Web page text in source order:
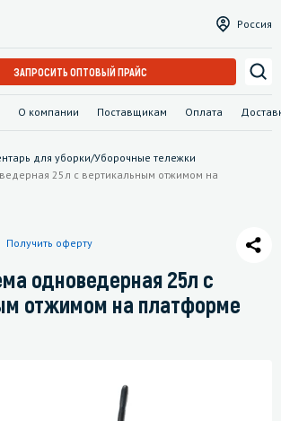
О компании Поставщикам Оплата
Россия
ЗАПРОСИТЬ ОПТОВЫЙ ПРАЙС
для уборки/Уборочные тележки
25л с вертикальным отжимом на
Получить оферту
одноведерная 25л с
отжимом на платформе